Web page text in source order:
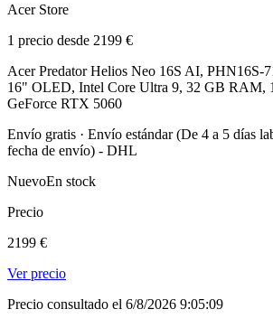
Acer Store
1 precio desde 2199 €
Acer Predator Helios Neo 16S AI, PHN16S-
16" OLED, Intel Core Ultra 9, 32 GB
GeForce RTX 5060
Envío gratis · Envío estándar (De 4 a 5 días
fecha de envío) - DHL
NuevoEn stock
Precio
2199 €
Ver precio
Precio consultado el 6/8/2026 9:05:09